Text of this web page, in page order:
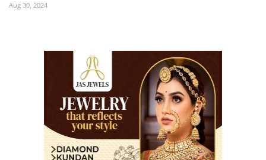
Aug 30, 2024